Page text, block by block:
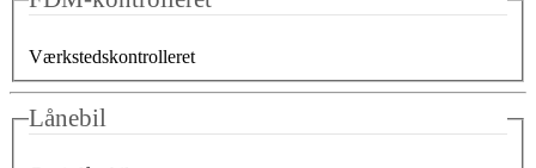
Værkstedskontrolleret
Lånebil